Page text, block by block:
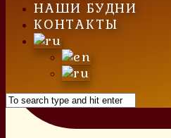
НАШИ БУДНИ
КОНТАКТЫ